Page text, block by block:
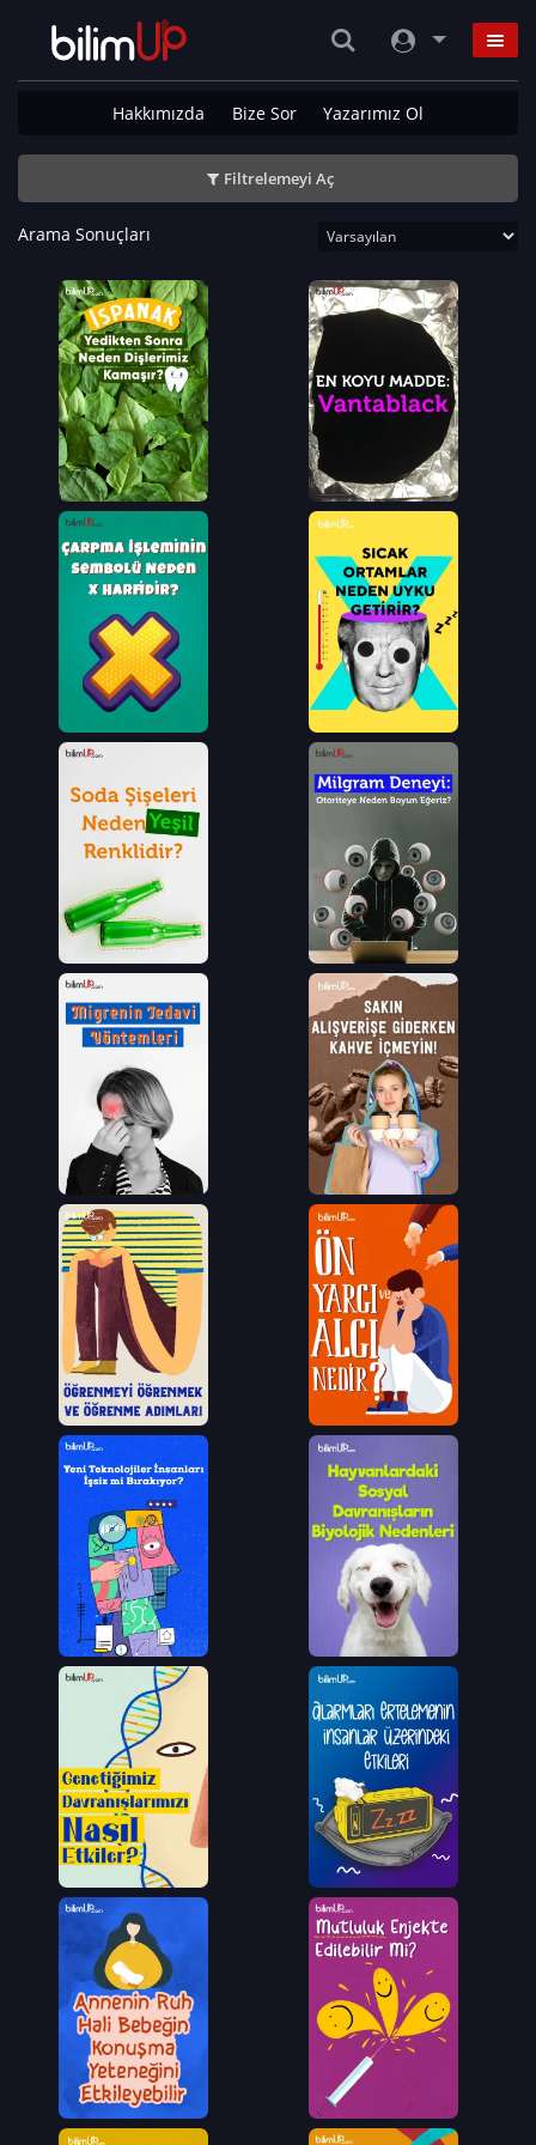
Hakkımızda Bize Sor Yazarımız Ol
Filtrelemeyi Aç
Arama Sonuçları